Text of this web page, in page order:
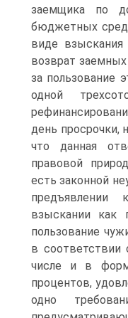
заемщика по
бюджетных
виде
возврат
за пользование
одной
день просрочки,
что данная
правовой
есть законной
предъявлении
взыскании как
пользование
в
числе и в
процентов,
одно